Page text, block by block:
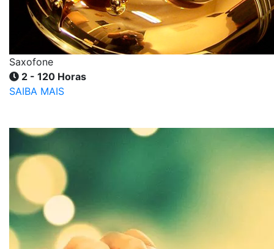
Saxofone
2 - 120 Horas
SAIBA MAIS